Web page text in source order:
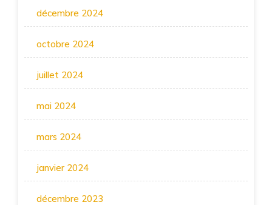
décembre 2024
octobre 2024
juillet 2024
mai 2024
mars 2024
janvier 2024
décembre 2023